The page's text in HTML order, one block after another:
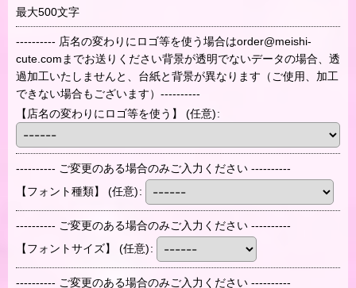
最大500文字
---------- 店名の変わりにロゴ等を使う場合はorder@meishi-
cute.comまでお送りください背景が透明でないデータの場合、透
過加工いたしませんと、台紙と背景が異なります（ご使用、加工
できない場合もございます）----------
【店名の変わりにロゴ等を使う】 (任意):
---------- ご変更のある場合のみご入力ください ----------
【フォント種類】 (任意):
---------- ご変更のある場合のみご入力ください ----------
【フォントサイズ】 (任意):
---------- ご変更のある場合のみご入力ください ----------